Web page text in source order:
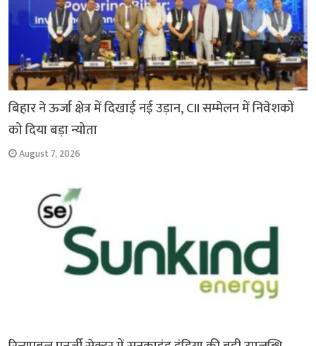
बिहार ने ऊर्जा क्षेत्र में दिखाई नई उड़ान, CII सम्मेलन में निवेशकों
को दिया बड़ा न्योता
August 7, 2026